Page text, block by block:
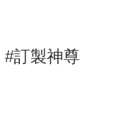
#訂製神尊